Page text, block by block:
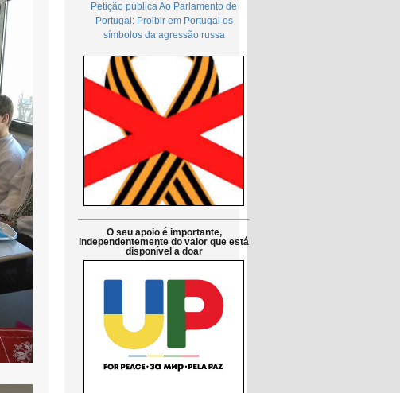
Petição pública Ao Parlamento de
Portugal: Proibir em Portugal os
símbolos da agressão russa
O seu apoio é importante,
independentemente do valor que está
disponível a doar